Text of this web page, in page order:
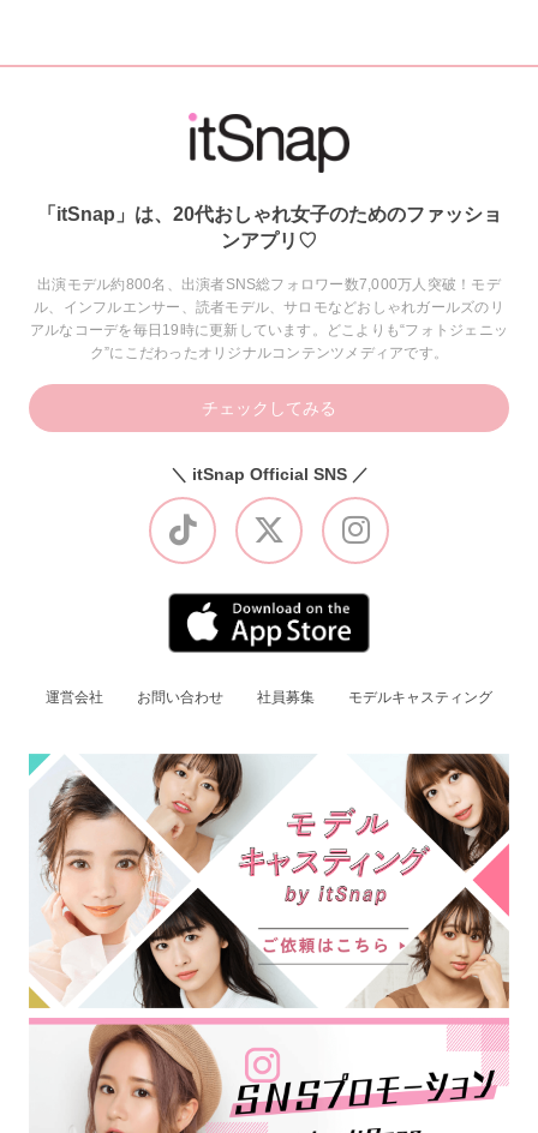
「itSnap」は、20代おしゃれ女子のためのファッショ
ンアプリ♡
出演モデル約800名、出演者SNS総フォロワー数7,000万人突破！モデ
ル、インフルエンサー、読者モデル、サロモなどおしゃれガールズのリ
アルなコーデを毎日19時に更新しています。どこよりも“フォトジェニッ
ク”にこだわったオリジナルコンテンツメディアです。
チェックしてみる
＼ itSnap Official SNS ／
運営会社 お問い合わせ 社員募集 モデルキャスティング